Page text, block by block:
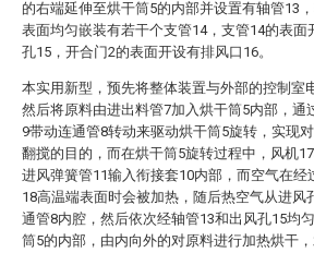
的右端延伸至烘干筒5的内部并设置有轴管13
表面均匀嵌装有若干个支管14，支管14的表面
孔15，开合门2的表面开设有排风口16。
本实用新型，预先将整体装置与外部的控制室
然后将原料由进出料管7加入烘干筒5内部，通
9带动连通管8转动来驱动烘干筒5旋转，实现
翻搅的目的，而在烘干筒5旋转过程中，风机
进风弹簧管11输入衔接套10内部，而空气在经
18高温端表面时会被加热，随后热空气从进风
通管8内腔，然后依次经轴管13和出风孔15均
筒5的内部，由内向外的对原料进行加热烘干